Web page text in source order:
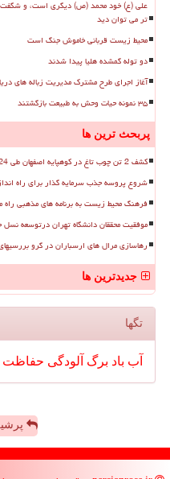
علی (ع) خود محمد (ص) دیگری است، و شگفت
تر می توان دید
محیط زیست قربانی خاموش جنگ است
دو توله گمشده هلیا پیدا شدند
آغاز اجرای طرح مشترک مدیریت زباله های
۳۵ نمونه حیات وحش به طبیعت بازگشتند
پربحث ترین ها
کشف 2 تن چوب تاغ در کوهپایه اصفهان طی 24 ساعت اخیر 8 نفر دستگیر شدند
شروع پروسه جذب سرمایه گذار برای راه اندازی زباله
فرهنگ محیط زیست به برنامه های مذهبی راه
موفقیت محققان دانشگاه تهران درتوسعه
رهاسازی مرال های ارسباران در گرو
جدیدترین ها
تگها
آب باد برگ آلودگی حفاظت